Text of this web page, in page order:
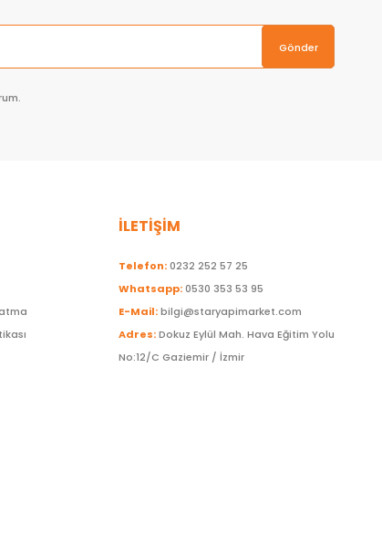
Gönder
İLETİŞİM
Telefon:0232 252 57 25
Whatsapp:0530 353 53 95
E-Mail:bilgi@staryapimarket.com
Adres:Dokuz Eylül Mah. Hava Eğitim Yolu
No:12/C Gaziemir / İzmir